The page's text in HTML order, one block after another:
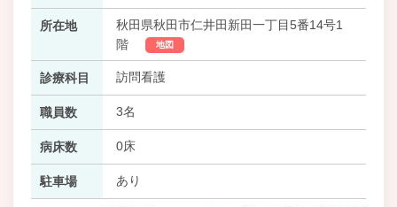
所在地
秋田県秋田市仁井田新田一丁目5番14号1
階
地図
診療科目 訪問看護
職員数 3名
病床数 0床
駐車場 あり